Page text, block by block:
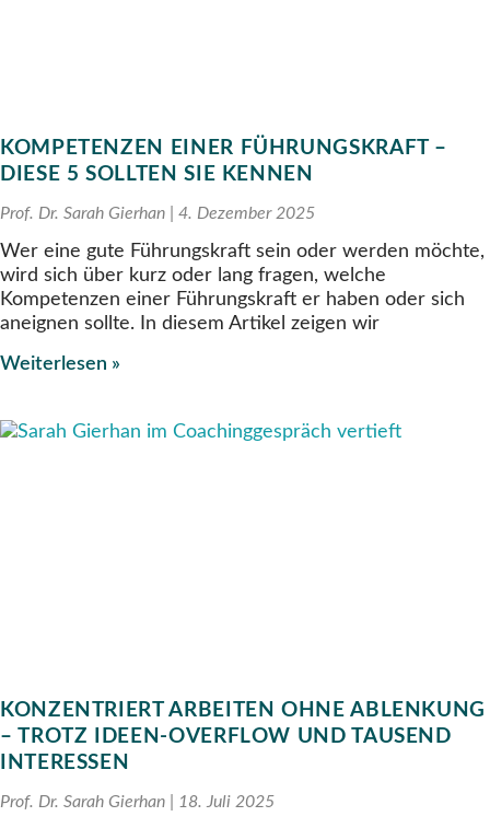
KOMPETENZEN EINER FÜHRUNGSKRAFT –
DIESE 5 SOLLTEN SIE KENNEN
Prof. Dr. Sarah Gierhan 4. Dezember 2025
Wer eine gute Führungskraft sein oder werden möchte,
wird sich über kurz oder lang fragen, welche
Kompetenzen einer Führungskraft er haben oder sich
aneignen sollte. In diesem Artikel zeigen wir
Weiterlesen »
KONZENTRIERT ARBEITEN OHNE ABLENKUNG
– TROTZ IDEEN-OVERFLOW UND TAUSEND
INTERESSEN
Prof. Dr. Sarah Gierhan 18. Juli 2025